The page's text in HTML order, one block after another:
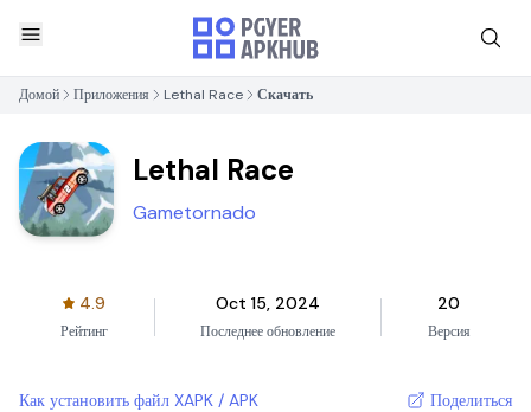
Домой Приложения Lethal Race Скачать
Lethal Race
Gametornado
4.9
Рейтинг
Oct 15, 2024
Последнее обновление
20
Версия
Как установить файл XAPK / APK Поделиться